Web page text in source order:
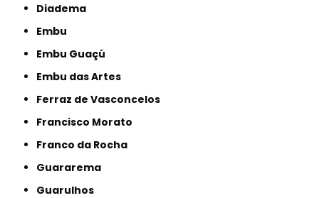
Diadema
Embu
Embu Guaçú
Embu das Artes
Ferraz de Vasconcelos
Francisco Morato
Franco da Rocha
Guararema
Guarulhos